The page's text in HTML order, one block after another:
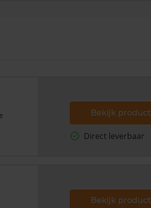
Bekijk product
Direct leverbaar
Bekijk product